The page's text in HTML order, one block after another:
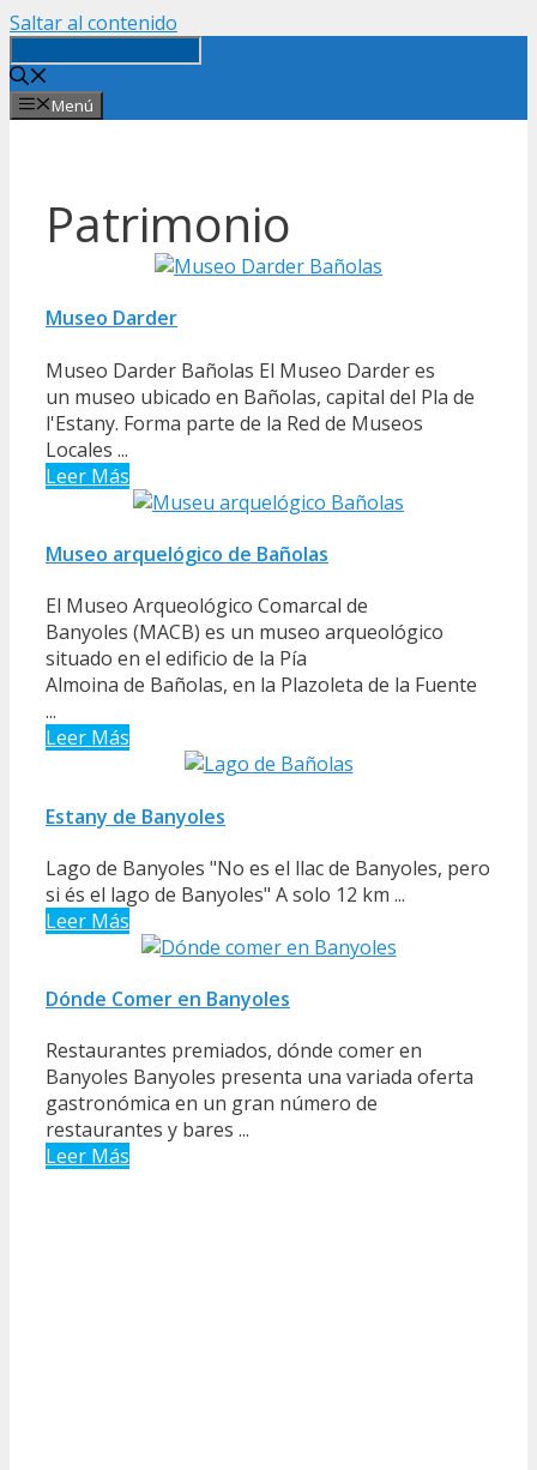
Saltar al contenido
Menú
Patrimonio
Museo Darder
Museo Darder Bañolas El Museo Darder es
un museo ubicado en Bañolas, capital del Pla de
l'Estany. Forma parte de la Red de Museos
Locales ...
Leer Más
Museo arquelógico de Bañolas
El Museo Arqueológico Comarcal de
Banyoles (MACB) es un museo arqueológico
situado en el edificio de la Pía
Almoina de Bañolas, en la Plazoleta de la Fuente
...
Leer Más
Estany de Banyoles
Lago de Banyoles "No es el llac de Banyoles, pero
si és el lago de Banyoles" A solo 12 km ...
Leer Más
Dónde Comer en Banyoles
Restaurantes premiados, dónde comer en
Banyoles Banyoles presenta una variada oferta
gastronómica en un gran número de
restaurantes y bares ...
Leer Más